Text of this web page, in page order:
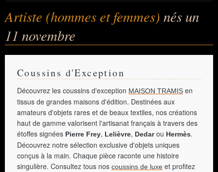
Artiste (hommes et femmes) nés un
11 novembre
Coussins d'Exception
Découvrez les coussins d'exception MAISON TRAMIS en
tissus de grandes maisons d'édition. Destinées aux
amateurs d'objets rares et de beaux textiles, nos créations
haut de gamme valorisent l'artisanat français à travers des
étoffes signées Pierre Frey, Lelièvre, Dedarou Hermès.
Découvrez notre sélection exclusive d'objets uniques
conçus à la main. Chaque pièce raconte une histoire
singulière. Consultez tous nos coussins de luxe et profitez